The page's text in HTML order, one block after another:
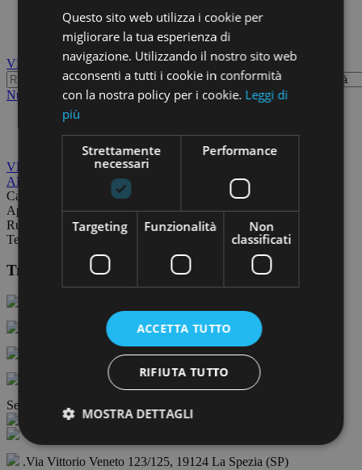
Chi siamo
Blog
VENDITAAFFITTO
Nuova ricerca
VENDITA
AFFITTO
Case
Appartamenti
Rustici
Terreni
Trovi i nostri annunci anche su:
Seguici su:
.Via Vittorio Veneto 123/125, 19124 La Spezia (SP)
Questo sito web utilizza i cookie per
migliorare la tua esperienza di
navigazione. Utilizzando il nostro sito web
acconsenti a tutti i cookie in conformità
con la nostra policy per i cookie. Leggi di
più
Strettamente
necessari
Performance
Targeting Funzionalità
Non
classificati
ACCETTA TUTTO
RIFIUTA TUTTO
MOSTRA DETTAGLI